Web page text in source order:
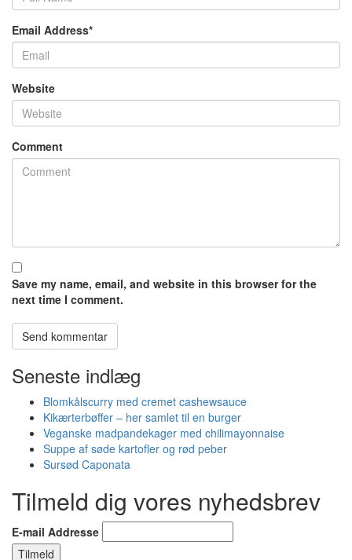
Email Address*
Website
Comment
Save my name, email, and website in this browser for the
next time I comment.
Seneste indlæg
Blomkålscurry med cremet cashewsauce
Kikærterbøffer – her samlet til en burger
Veganske madpandekager med chilimayonnaise
Suppe af søde kartofler og rød peber
Sursød Caponata
Tilmeld dig vores nyhedsbrev
E-mail Addresse